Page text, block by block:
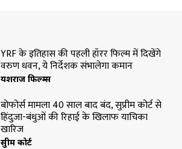
YRF के इतिहास की पहली हॉरर फिल्म में दिखेंगे
वरुण धवन, ये निर्देशक संभालेगा कमान
यशराज फिल्म्स
बोफोर्स मामला 40 साल बाद बंद, सुप्रीम कोर्ट से
हिंदुजा-बंधुओं की रिहाई के खिलाफ याचिका
खारिज
सुप्रीम कोर्ट